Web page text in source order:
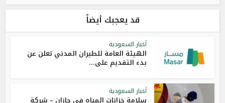
قد يعجبك أيضاً
أخبار السعودية
الهيئة العامة للطيران المدني تعلن عن
بدء التقديم على...
أخبار السعودية
سلامة خزانات المياه في جازان – شركة